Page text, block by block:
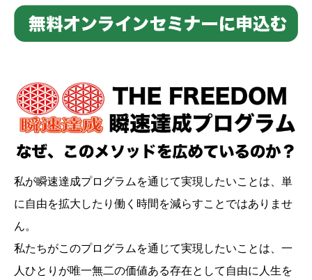
私が瞬速達成プログラムを通じて実現したいことは、単
に自由を拡大したり働く時間を減らすことではありませ
ん。
私たちがこのプログラムを通じて実現したいことは、一
人ひとりが唯一無二の価値ある存在として自由に人生を